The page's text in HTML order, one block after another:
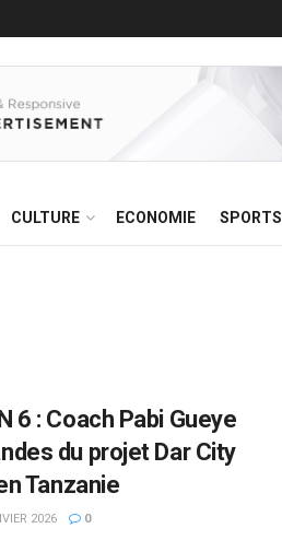
CULTURE ECONOMIE SPORTS
6 : Coach Pabi Gueye
du projet Dar City
Tanzanie
2026 0